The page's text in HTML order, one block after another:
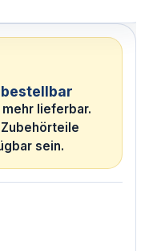
lieferbar.
sein.